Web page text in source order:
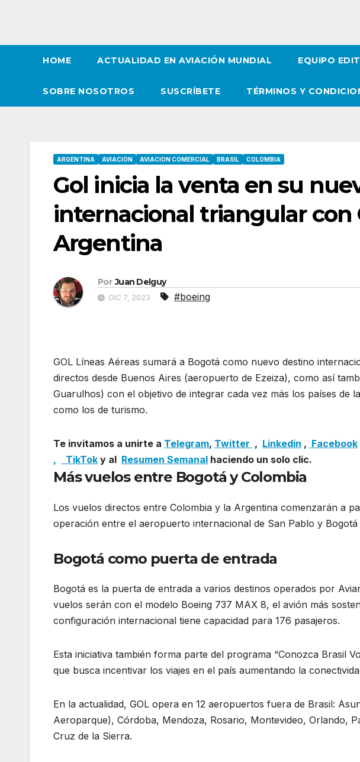
HOME ACTUALIDAD EN AVIACIÓN MUNDIAL EQUIPO
SOBRE NOSOTROS SUSCRÍBETE TÉRMINOS Y
ARGENTINA AVIACION AVIACION COMERCIAL BRASIL COLOMBIA
Gol inicia la venta en su
internacional triangular con
Argentina
Por Juan Delguy
DIC 7, 2023 #boeing
GOL Líneas Aéreas sumará a Bogotá como nuevo destino
directos desde Buenos Aires (aeropuerto de Ezeiza), como así
Guarulhos) con el objetivo de integrar cada vez más los países de
como los de turismo.
Te invitamos a unirte a Telegram, Twitter , Linkedin , Facebook
,
TikTok y al Resumen Semanal haciendo un solo clic.
Más vuelos entre Bogotá y Colombia
Los vuelos directos entre Colombia y la Argentina comenzarán a
operación entre el aeropuerto internacional de San Pablo y
Bogotá como puerta de entrada
Bogotá es la puerta de entrada a varios destinos operados por
vuelos serán con el modelo Boeing 737 MAX 8, el avión más
configuración internacional tiene capacidad para 176 pasajeros.
Esta iniciativa también forma parte del programa “Conozca Brasil
que busca incentivar los viajes en el país aumentando la
En la actualidad, GOL opera en 12 aeropuertos fuera de Brasil:
Aeroparque), Córdoba, Mendoza, Rosario, Montevideo, Orlando,
Cruz de la Sierra.